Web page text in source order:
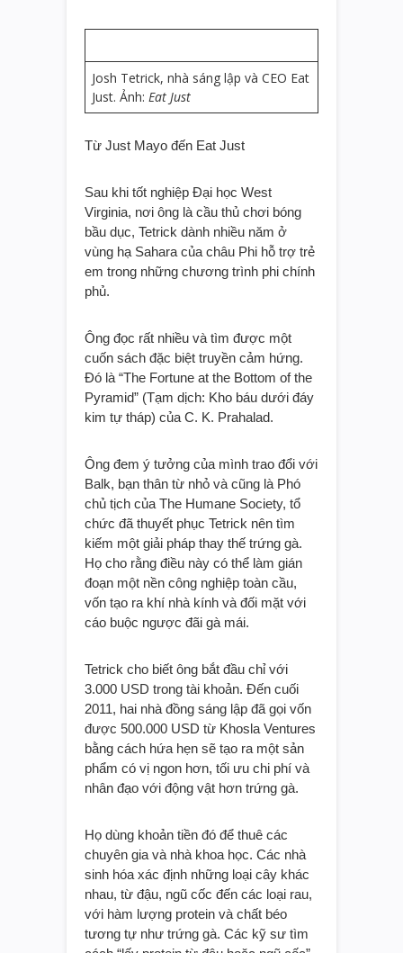
Josh Tetrick, nhà sáng lập và CEO Eat
Just. Ảnh:Eat Just
Sau khi tốt nghiệp Đại học West
Virginia, nơi ông là cầu thủ chơi bóng
bầu dục, Tetrick dành nhiều năm ở
vùng hạ Sahara của châu Phi hỗ trợ trẻ
em trong những chương trình phi chính
Ông đọc rất nhiều và tìm được một
cuốn sách đặc biệt truyền cảm hứng.
Đó là “The Fortune at the Bottom of the
Pyramid” (Tạm dịch: Kho báu dưới đáy
Ông đem ý tưởng của mình trao đổi với
Balk, bạn thân từ nhỏ và cũng là Phó
chủ tịch của The Humane Society, tổ
chức đã thuyết phục Tetrick nên tìm
kiếm một giải pháp thay thế trứng gà.
Họ cho rằng điều này có thể làm gián
đoạn một nền công nghiệp toàn cầu,
vốn tạo ra khí nhà kính và đối mặt với
Tetrick cho biết ông bắt đầu chỉ với
3.000 USD trong tài khoản. Đến cuối
2011, hai nhà đồng sáng lập đã gọi vốn
được 500.000 USD từ Khosla Ventures
bằng cách hứa hẹn sẽ tạo ra một sản
phẩm có vị ngon hơn, tối ưu chi phí và
Họ dùng khoản tiền đó để thuê các
chuyên gia và nhà khoa học. Các nhà
sinh hóa xác định những loại cây khác
nhau, từ đậu, ngũ cốc đến các loại rau,
với hàm lượng protein và chất béo